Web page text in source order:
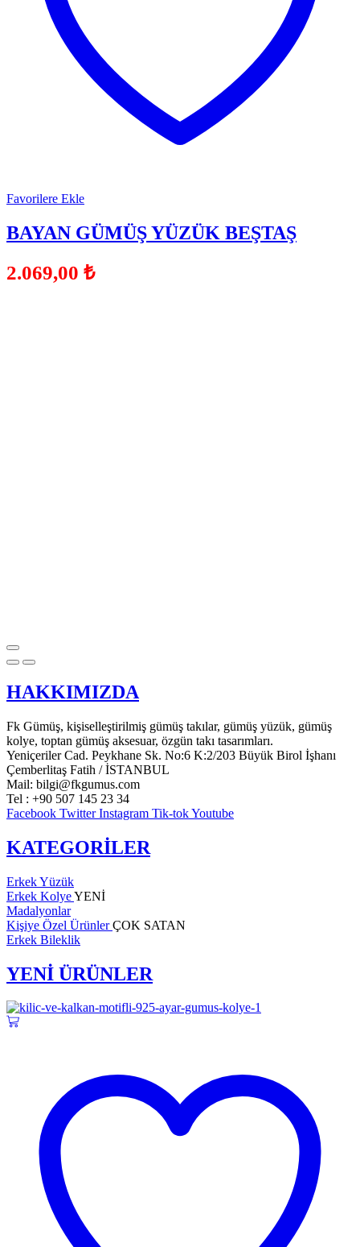
Favorilere Ekle
BAYAN GÜMÜŞ YÜZÜK BEŞTAŞ
2.069,00 ₺
HAKKIMIZDA
Fk Gümüş, kişiselleştirilmiş gümüş takılar, gümüş yüzük, gümüş
kolye, toptan gümüş aksesuar, özgün takı tasarımları.
Yeniçeriler Cad. Peykhane Sk. No:6 K:2/203 Büyük Birol İşhanı
Çemberlitaş Fatih / İSTANBUL
Mail: bilgi@fkgumus.com
Tel : +90 507 145 23 34
Facebook Twitter Instagram Tik-tokYoutube
KATEGORİLER
Erkek Yüzük
Erkek KolyeYENİ
Madalyonlar
Kişiye Özel ÜrünlerÇOK SATAN
Erkek Bileklik
YENİ ÜRÜNLER